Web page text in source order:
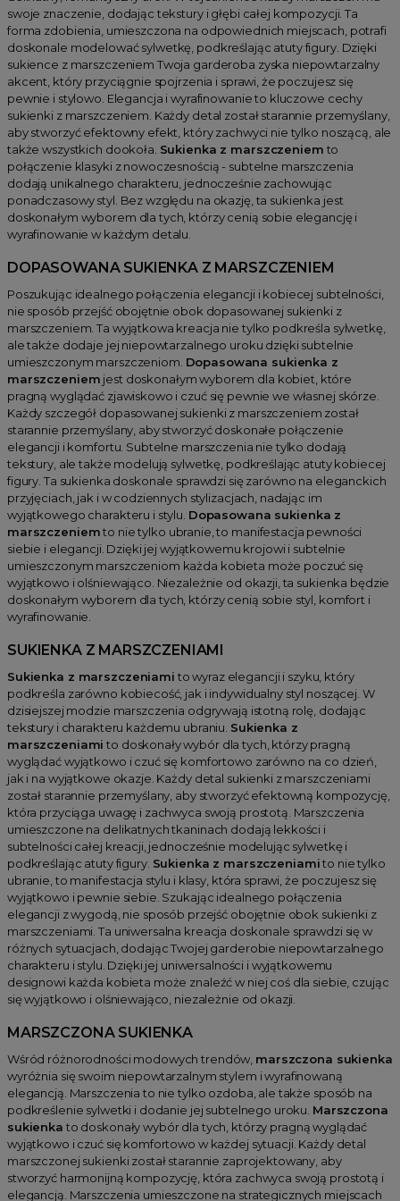
swoje znaczenie, dodając tekstury i głębi całej kompozycji. Ta
forma zdobienia, umieszczona na odpowiednich miejscach, potrafi
doskonale modelować sylwetkę, podkreślając atuty figury. Dzięki
sukience z marszczeniem Twoja garderoba zyska niepowtarzalny
akcent, który przyciągnie spojrzenia i sprawi, że poczujesz się
pewnie i stylowo. Elegancja i wyrafinowanie to kluczowe cechy
sukienki z marszczeniem. Każdy detal został starannie przemyślany,
aby stworzyć efektowny efekt, który zachwyci nie tylko noszącą, ale
także wszystkich dookoła. Sukienka z marszczeniem to
połączenie klasyki z nowoczesnością - subtelne marszczenia
dodają unikalnego charakteru, jednocześnie zachowując
ponadczasowy styl. Bez względu na okazję, ta sukienka jest
doskonałym wyborem dla tych, którzy cenią sobie elegancję i
wyrafinowanie w każdym detalu.
DOPASOWANA SUKIENKA Z MARSZCZENIEM
Poszukując idealnego połączenia elegancji i kobiecej subtelności,
nie sposób przejść obojętnie obok dopasowanej sukienki z
marszczeniem. Ta wyjątkowa kreacja nie tylko podkreśla sylwetkę,
ale także dodaje jej niepowtarzalnego uroku dzięki subtelnie
umieszczonym marszczeniom. Dopasowana sukienka z
marszczeniem jest doskonałym wyborem dla kobiet, które
pragną wyglądać zjawiskowo i czuć się pewnie we własnej skórze.
Każdy szczegół dopasowanej sukienki z marszczeniem został
starannie przemyślany, aby stworzyć doskonałe połączenie
elegancji i komfortu. Subtelne marszczenia nie tylko dodają
tekstury, ale także modelują sylwetkę, podkreślając atuty kobiecej
figury. Ta sukienka doskonale sprawdzi się zarówno na eleganckich
przyjęciach, jak i w codziennych stylizacjach, nadając im
wyjątkowego charakteru i stylu. Dopasowana sukienka z
marszczeniemto nie tylko ubranie, to manifestacja pewności
siebie i elegancji. Dzięki jej wyjątkowemu krojowi i subtelnie
umieszczonym marszczeniom każda kobieta może poczuć się
wyjątkowo i olśniewająco. Niezależnie od okazji, ta sukienka będzie
doskonałym wyborem dla tych, którzy cenią sobie styl, komfort i
wyrafinowanie.
SUKIENKA Z MARSZCZENIAMI
Sukienka z marszczeniami to wyraz elegancji i szyku, który
podkreśla zarówno kobiecość, jak i indywidualny styl noszącej. W
dzisiejszej modzie marszczenia odgrywają istotną rolę, dodając
tekstury i charakteru każdemu ubraniu. Sukienka z
marszczeniami to doskonały wybór dla tych, którzy pragną
wyglądać wyjątkowo i czuć się komfortowo zarówno na co dzień,
jak i na wyjątkowe okazje. Każdy detal sukienki z marszczeniami
został starannie przemyślany, aby stworzyć efektowną kompozycję,
która przyciąga uwagę i zachwyca swoją prostotą. Marszczenia
umieszczone na delikatnych tkaninach dodają lekkości i
subtelności całej kreacji, jednocześnie modelując sylwetkę i
podkreślając atuty figury. Sukienka z marszczeniamito nie tylko
ubranie, to manifestacja stylu i klasy, która sprawi, że poczujesz się
wyjątkowo i pewnie siebie. Szukając idealnego połączenia
elegancji z wygodą, nie sposób przejść obojętnie obok sukienki z
marszczeniami. Ta uniwersalna kreacja doskonale sprawdzi się w
różnych sytuacjach, dodając Twojej garderobie niepowtarzalnego
charakteru i stylu. Dzięki jej uniwersalności i wyjątkowemu
designowi każda kobieta może znaleźć w niej coś dla siebie, czując
się wyjątkowo i olśniewająco, niezależnie od okazji.
MARSZCZONA SUKIENKA
Wśród różnorodności modowych trendów, marszczona sukienka
wyróżnia się swoim niepowtarzalnym stylem i wyrafinowaną
elegancją. Marszczenia to nie tylko ozdoba, ale także sposób na
podkreślenie sylwetki i dodanie jej subtelnego uroku. Marszczona
sukienka to doskonały wybór dla tych, którzy pragną wyglądać
wyjątkowo i czuć się komfortowo w każdej sytuacji. Każdy detal
marszczonej sukienki został starannie zaprojektowany, aby
stworzyć harmonijną kompozycję, która zachwyca swoją prostotą i
elegancją. Marszczenia umieszczone na strategicznych miejscach